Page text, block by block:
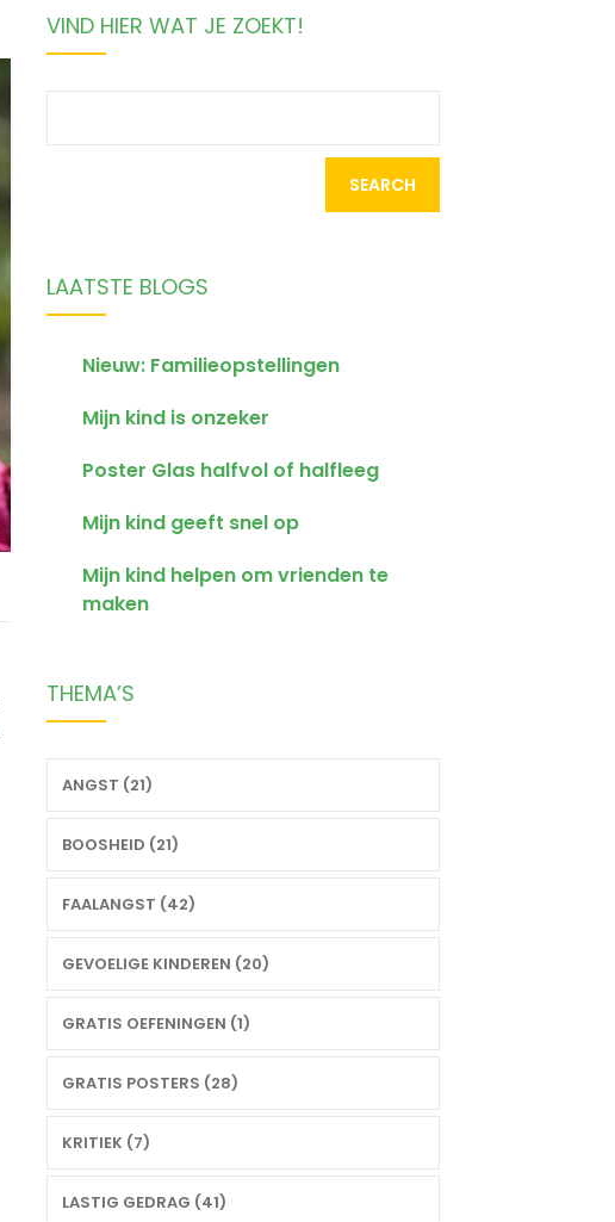
VIND HIER WAT JE ZOEKT!
LAATSTE BLOGS
Nieuw: Familieopstellingen
Mijn kind is onzeker
Poster Glas halfvol of halfleeg
Mijn kind geeft snel op
Mijn kind helpen om vrienden te
maken
THEMA’S
ANGST (21)
BOOSHEID (21)
FAALANGST (42)
GEVOELIGE KINDEREN (20)
GRATIS OEFENINGEN (1)
GRATIS POSTERS (28)
KRITIEK (7)
LASTIG GEDRAG (41)